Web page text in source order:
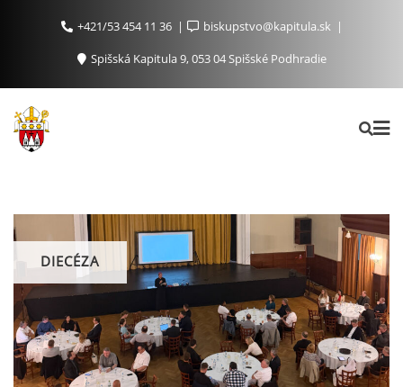
+421/53 454 11 36
biskupstvo@kapitula.sk
Spišská Kapitula 9, 053 04 Spišské Podhradie
DIECÉZA